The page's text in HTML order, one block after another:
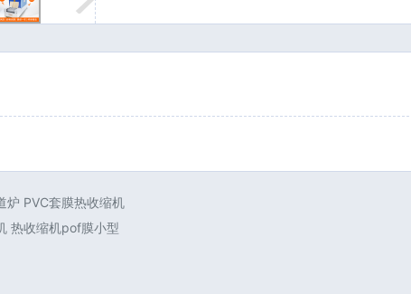
炉 PVC套膜热收缩机
热收缩机pof膜小型